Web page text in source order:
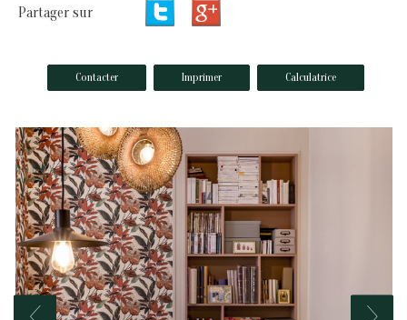
Partager sur
Contacter Imprimer Calculatrice